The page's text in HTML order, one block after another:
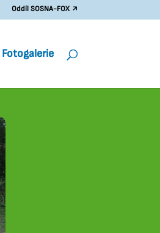
Oddíl SOSNA-FOX ↗
Fotogalerie